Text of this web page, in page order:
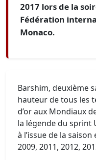
2017 lors de la
Fédération
Monaco.
Barshim, deuxième
hauteur de tous les
d’or aux Mondiaux
la légende du sprint
à l’issue de la
2009, 2011, 2012,